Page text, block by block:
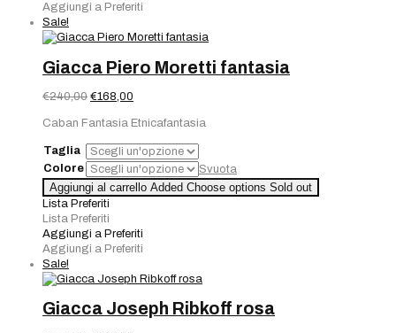
Aggiungi a Preferiti
Sale!
Giacca Piero Moretti fantasia
€240,00 Il
originale
€240,00.
€168,00
attuale
€168,00.
Caban Fantasia Etnicafantasia
Taglia
Colore
Svuota
Aggiungi al carrello Added Choose options Sold out
Lista Preferiti
Lista Preferiti
Aggiungi a Preferiti
Aggiungi a Preferiti
Sale!
Giacca Joseph Ribkoff rosa